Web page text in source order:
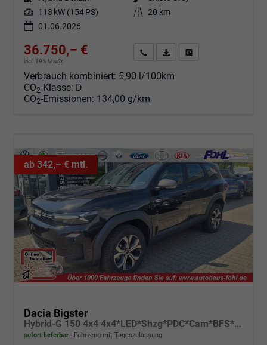
Leistung 113 kW (154 PS) Kilometerstand 20 km
01.06.2026
36.750,– €
incl. 19% MwSt.
Angebot anfordern
Fahrzeugexpose (PDF)
Verbrauch kombiniert: 5,90 l/100km
CO2-Klasse: D
CO2-Emissionen: 134,00 g/km
ab 342,– € mtl.
Dacia Bigster
Hybrid-G 150 4x4 4x4*LED*Shzg*PDC*Cam*BFS*17Zoll
sofort lieferbar Fahrzeug mit Tageszulassung